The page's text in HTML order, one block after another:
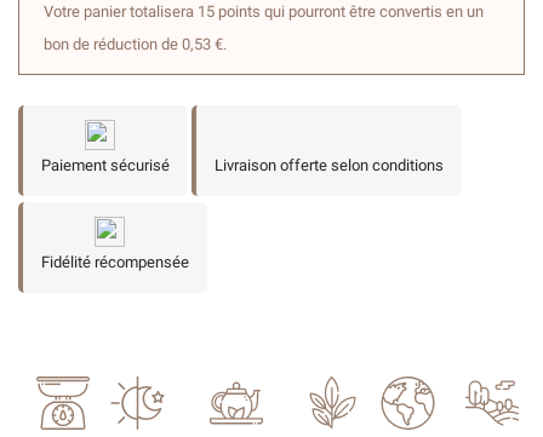
Votre panier totalisera 15 points qui pourront être convertis en un
bon de réduction de 0,53 €.
Paiement sécurisé Livraison offerte selon conditions
Fidélité récompensée